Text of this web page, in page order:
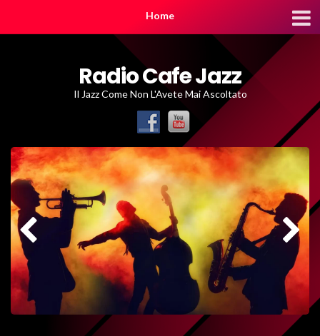
Home
Radio Cafe Jazz
Il Jazz Come Non L'Avete Mai Ascoltato